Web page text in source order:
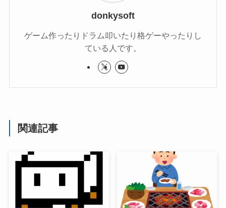
donkysoft
ゲーム作ったりドラム叩いたり格ゲーやったりし
ている人です。
関連記事